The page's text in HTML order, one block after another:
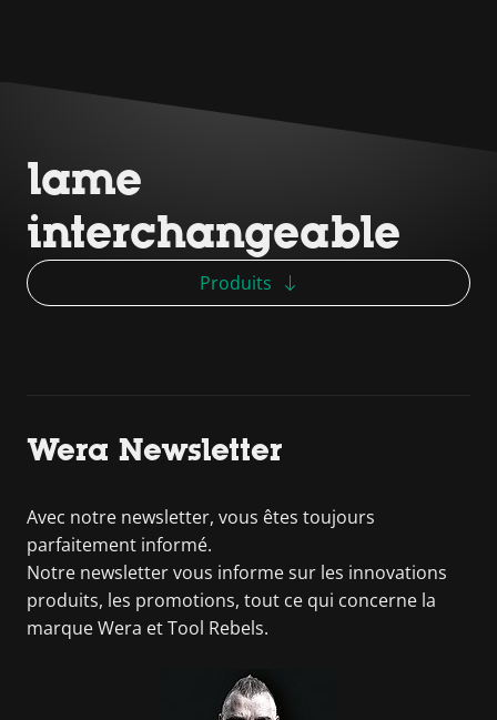
lame
interchangeable
Produits
Wera Newsletter
Avec notre newsletter, vous êtes toujours
parfaitement informé.
Notre newsletter vous informe sur les innovations
produits, les promotions, tout ce qui concerne la
marque Wera et Tool Rebels.